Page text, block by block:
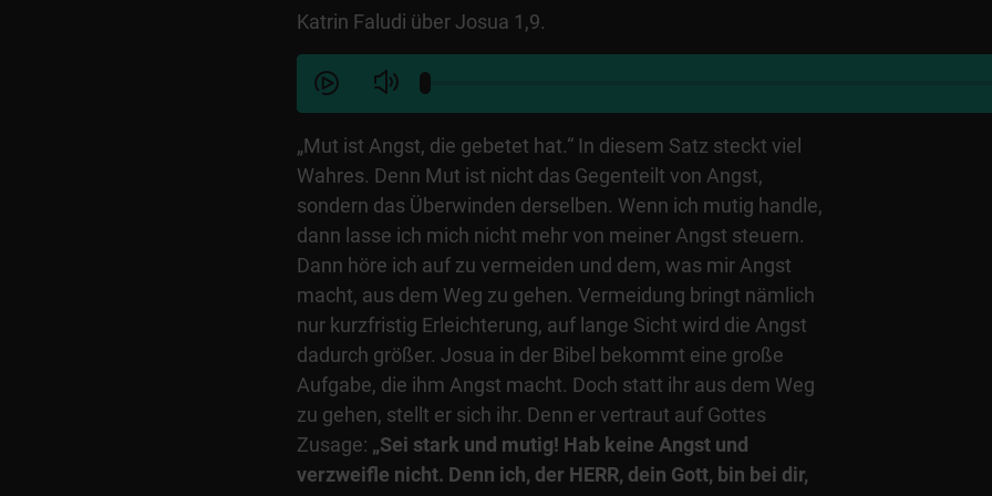
Katrin Faludi über Josua 1,9.
„Mut ist Angst, die gebetet hat.“ In diesem Satz steckt viel
Wahres. Denn Mut ist nicht das Gegenteilt von Angst,
sondern das Überwinden derselben. Wenn ich mutig handle,
dann lasse ich mich nicht mehr von meiner Angst steuern.
Dann höre ich auf zu vermeiden und dem, was mir Angst
macht, aus dem Weg zu gehen. Vermeidung bringt nämlich
nur kurzfristig Erleichterung, auf lange Sicht wird die Angst
dadurch größer. Josua in der Bibel bekommt eine große
Aufgabe, die ihm Angst macht. Doch statt ihr aus dem Weg
zu gehen, stellt er sich ihr. Denn er vertraut auf Gottes
Zusage: „Sei stark und mutig! Hab keine Angst und
verzweifle nicht. Denn ich, der HERR, dein Gott, bin bei dir,